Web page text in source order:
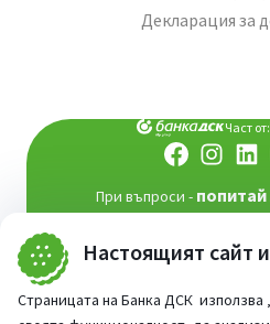
Настоящият сайт
Страницата на Банка ДСК
Декларация за
Част от:
При въпроси - попитай
Сайт от: